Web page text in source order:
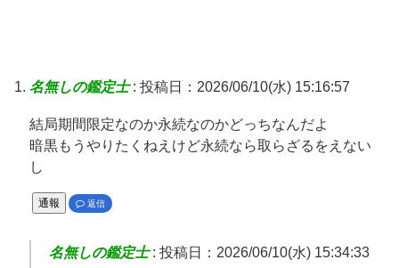
名無しの鑑定士: 投稿日：2026/06/10(水) 15:16:57
結局期間限定なのか永続なのかどっちなんだよ
暗黒もうやりたくねえけど永続なら取らざるをえない
し
通報 返信
名無しの鑑定士: 投稿日：2026/06/10(水) 15:34:33